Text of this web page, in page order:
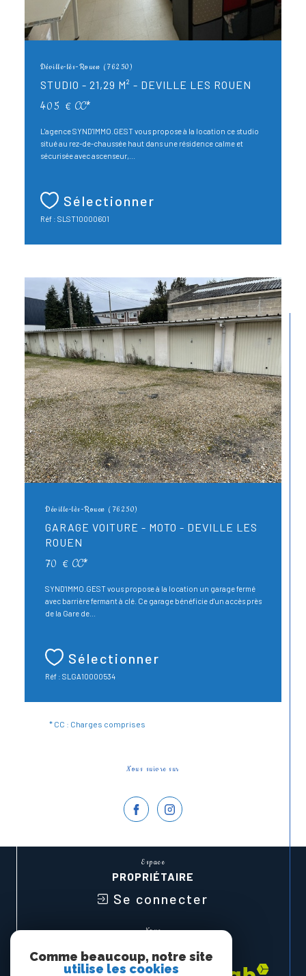
Déville-lès-Rouen (76250)
STUDIO - 21,29 M² - DEVILLE LES ROUEN
405 € CC*
L'agence SYND'IMMO.GEST vous propose à la location ce studio
situé au rez-de-chaussée haut dans une résidence calme et
sécurisée avec ascenseur,...
Sélectionner
Réf : SLST10000601
Déville-lès-Rouen (76250)
GARAGE VOITURE - MOTO - DEVILLE LES
ROUEN
70 € CC*
SYND'IMMO.GEST vous propose à la location un garage fermé
avec barrière fermant à clé. Ce garage bénéficie d'un accès près
de la Gare de...
Sélectionner
Réf : SLGA10000534
* CC : Charges comprises
Nous suivre sur
Espace
PROPRIÉTAIRE
Se connecter
Nous
Comme beaucoup, notre site
utilise les cookies